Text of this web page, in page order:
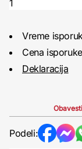
Vreme
Cena
Deklaracija
Podeli: